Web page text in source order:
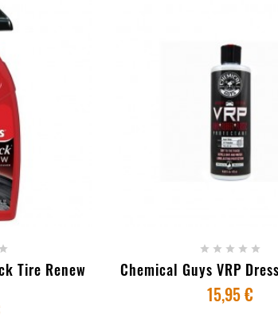

Tire Renew
    
Chemical Guys VRP
15,95 €